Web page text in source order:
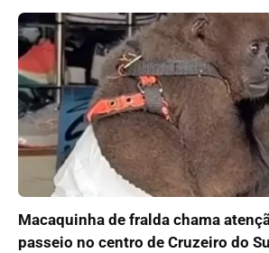
Macaquinha de fralda chama
passeio no centro de Cruzeiro do Sul